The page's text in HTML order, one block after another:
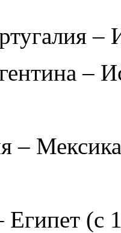
–
–
– Мексика
Египет (с